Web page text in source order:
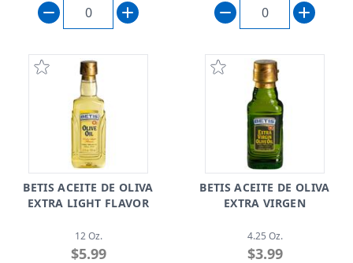
BETIS ACEITE DE OLIVA
EXTRA LIGHT FLAVOR
12 Oz.
$5.99
BETIS ACEITE DE OLIVA
EXTRA VIRGEN
4.25 Oz.
$3.99